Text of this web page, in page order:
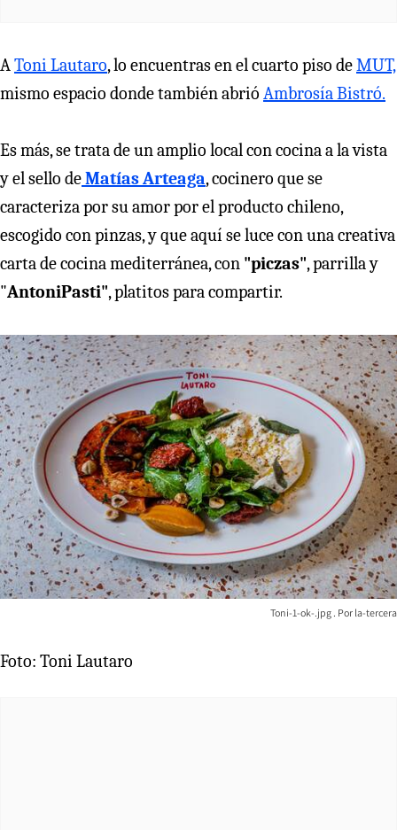
A Toni Lautaro, lo encuentras en el cuarto piso deMUT,
mismo espacio donde también abrió Ambrosía Bistró.
Es más, se trata de un amplio local con cocina a la vista
y el sello deMatías Arteaga, cocinero que se
caracteriza por su amor por el producto chileno,
escogido con pinzas, y que aquí se luce con una creativa
carta de cocina mediterránea, con "piczas", parrilla y
"AntoniPasti", platitos para compartir.
Toni-1-ok-.jpg la-tercera
Foto: Toni Lautaro